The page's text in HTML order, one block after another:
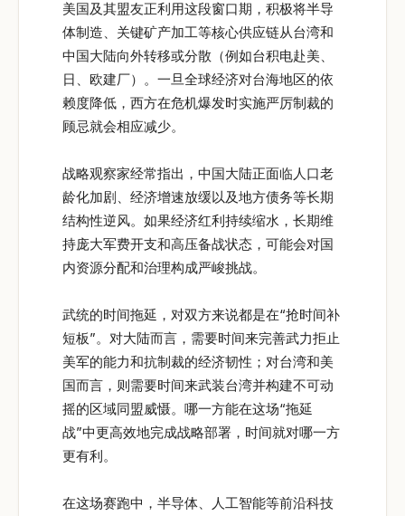
美国及其盟友正利用这段窗口期，积极将半导
体制造、关键矿产加工等核心供应链从台湾和
中国大陆向外转移或分散（例如台积电赴美、
日、欧建厂）。一旦全球经济对台海地区的依
赖度降低，西方在危机爆发时实施严厉制裁的
顾忌就会相应减少。
战略观察家经常指出，中国大陆正面临人口老
龄化加剧、经济增速放缓以及地方债务等长期
结构性逆风。如果经济红利持续缩水，长期维
持庞大军费开支和高压备战状态，可能会对国
内资源分配和治理构成严峻挑战。
武统的时间拖延，对双方来说都是在“抢时间补
短板”。对大陆而言，需要时间来完善武力拒止
美军的能力和抗制裁的经济韧性；对台湾和美
国而言，则需要时间来武装台湾并构建不可动
摇的区域同盟威慑。哪一方能在这场“拖延
战”中更高效地完成战略部署，时间就对哪一方
更有利。
在这场赛跑中，半导体、人工智能等前沿科技